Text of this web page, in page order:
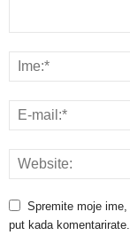
Spremite moje
put kada komentarirate.